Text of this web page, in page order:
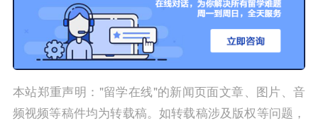
本站郑重声明："留学在线"的新闻页面文章、图片、音
频视频等稿件均为转载稿。如转载稿涉及版权等问题，